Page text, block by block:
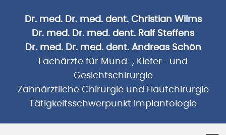
Dr. med. Dr. med. dent. Christian Wilms
Dr. med. Dr. med. dent. Ralf Steffens
Dr. med. Dr. med. dent. Andreas Schön
Fachärzte für Mund-, Kiefer- und
Gesichtschirurgie
Zahnärztliche Chirurgie und Hautchirurgie
Tätigkeitsschwerpunkt Implantologie